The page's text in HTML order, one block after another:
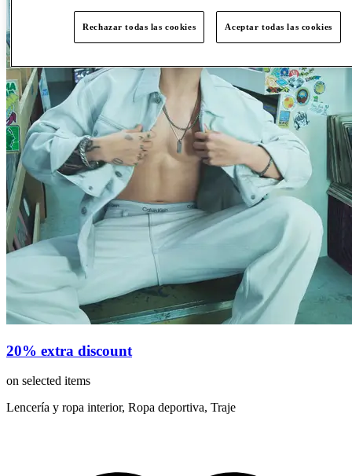
20% extra discount
on selected items
Lencería y ropa interior, Ropa deportiva, Traje
Rechazar todas las cookies Aceptar todas las cookies